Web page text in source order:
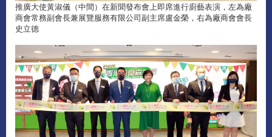
推廣大使黃淑儀（中間）在新聞發布會上即席進行廚藝表演，左為廠
商會常務副會長兼展覽服務有限公司副主席盧金榮，右為廠商會會長
史立德